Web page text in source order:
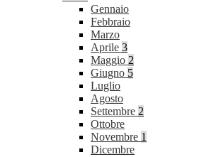
Gennaio
Febbraio
Marzo
Aprile 3
Maggio 2
Giugno 5
Luglio
Agosto
Settembre 2
Ottobre
Novembre 1
Dicembre